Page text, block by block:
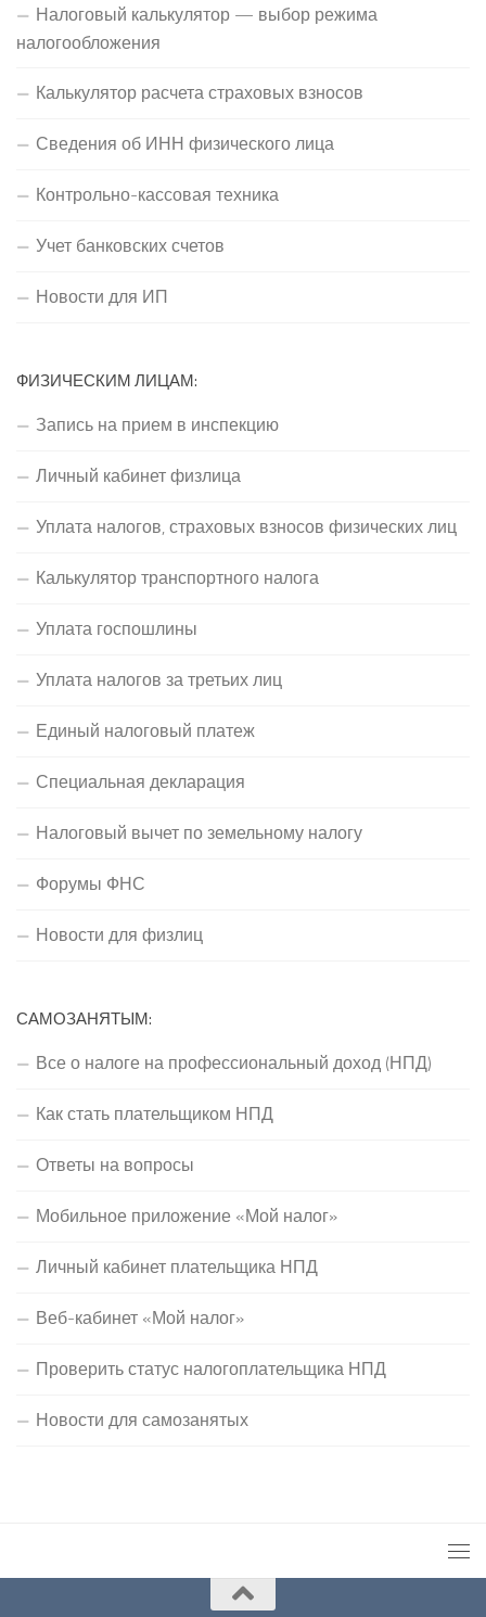
Налоговый калькулятор — выбор режима
налогообложения
Калькулятор расчета страховых взносов
Сведения об ИНН физического лица
Контрольно-кассовая техника
Учет банковских счетов
Новости для ИП
ФИЗИЧЕСКИМ ЛИЦАМ:
Запись на прием в инспекцию
Личный кабинет физлица
Уплата налогов, страховых взносов физических лиц
Калькулятор транспортного налога
Уплата госпошлины
Уплата налогов за третьих лиц
Единый налоговый платеж
Специальная декларация
Налоговый вычет по земельному налогу
Форумы ФНС
Новости для физлиц
САМОЗАНЯТЫМ:
Все о налоге на профессиональный доход (НПД)
Как стать плательщиком НПД
Ответы на вопросы
Мобильное приложение «Мой налог»
Личный кабинет плательщика НПД
Веб-кабинет «Мой налог»
Проверить статус налогоплательщика НПД
Новости для самозанятых